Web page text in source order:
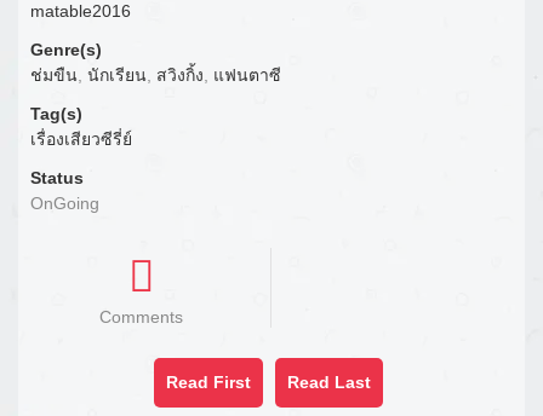
matable2016
Genre(s)
ช่มขืน, นักเรียน, สวิงกิ้ง, แฟนตาซี
Tag(s)
เรื่องเสียวซีรี่ย์
Status
OnGoing
Comments
Read First Read Last